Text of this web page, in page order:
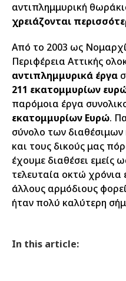
αντιπλημμυρική
χρειάζονται
Από το 2003 ως
Περιφέρεια Αττικής
αντιπλημμυρικά έργα
211 εκατομμυρίων
παρόμοια έργα
εκατομμυρίων Ευρώ.
σύνολο των
και τους δικούς μας
έχουμε διαθέσει εμείς
τελευταία οκτώ χρόνια
άλλους αρμόδιους
ήταν πολύ καλύτερη
In this article: